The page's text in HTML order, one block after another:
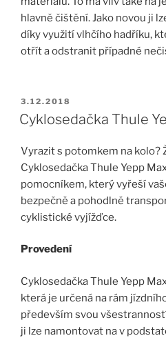
hlavně čištění. Jako novou ji
díky využití vlhčího hadříku,
otřít a odstranit případné
PUBLIKOVÁNO
3.12.2018
Cyklosedačka Thule
Vyrazit s potomkem na kolo?
Cyklosedačka Thule Yepp
pomocníkem, který vyřeší
bezpečně a pohodlně
cyklistické vyjížďce.
Provedení
Cyklosedačka Thule Yepp
která je určená na rám
především svou
ji lze namontovat na v